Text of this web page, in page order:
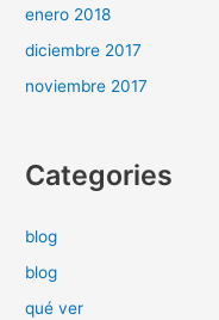
enero 2018
diciembre 2017
noviembre 2017
Categories
blog
blog
qué ver